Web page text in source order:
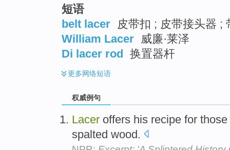
短语
belt lacer
皮带扣 ; 皮带接头器 ;
William Lacer 威廉·莱泽
Di lacer rod 换置器杆
更多网络短语
权威例句
Lacer offers his recipe for
spalted wood.